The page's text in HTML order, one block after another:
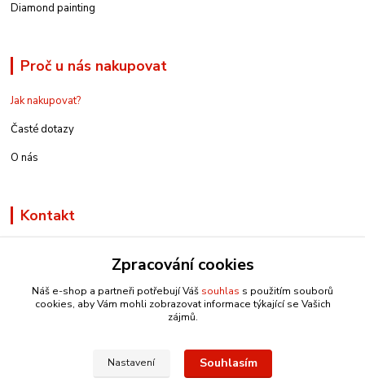
Diamond painting
Proč u nás nakupovat
Jak nakupovat?
Časté dotazy
O nás
Kontakt
info@e-rucniprace.cz
Zpracování cookies
Náš e-shop a partneři potřebují Váš souhlas s použitím souborů
cookies, aby Vám mohli zobrazovat informace týkající se Vašich
zájmů.
Nastavení Souhlasím